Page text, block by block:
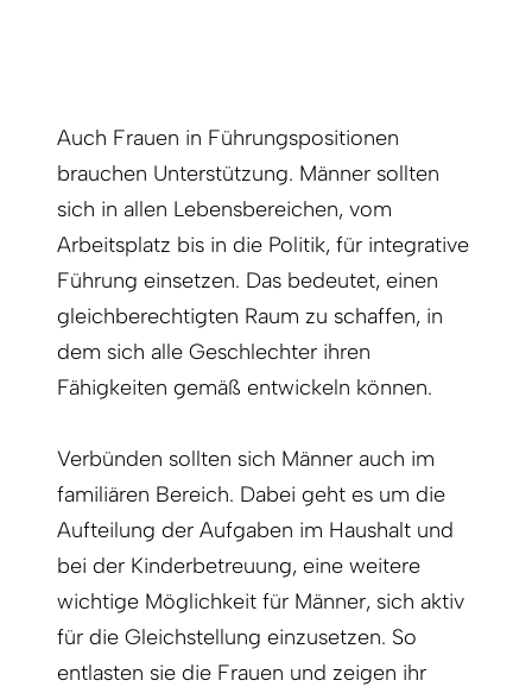
Auch Frauen in Führungspositionen
brauchen Unterstützung. Männer sollten
sich in allen Lebensbereichen, vom
Arbeitsplatz bis in die Politik, für integrative
Führung einsetzen. Das bedeutet, einen
gleichberechtigten Raum zu schaffen, in
dem sich alle Geschlechter ihren
Fähigkeiten gemäß entwickeln können.
Verbünden sollten sich Männer auch im
familiären Bereich. Dabei geht es um die
Aufteilung der Aufgaben im Haushalt und
bei der Kinderbetreuung, eine weitere
wichtige Möglichkeit für Männer, sich aktiv
für die Gleichstellung einzusetzen. So
entlasten sie die Frauen und zeigen ihr